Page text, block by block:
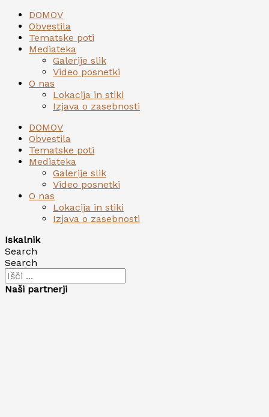
DOMOV
Obvestila
Tematske poti
Mediateka
Galerije slik
Video posnetki
O nas
Lokacija in stiki
Izjava o zasebnosti
DOMOV
Obvestila
Tematske poti
Mediateka
Galerije slik
Video posnetki
O nas
Lokacija in stiki
Izjava o zasebnosti
Iskalnik
Search
Search
Naši partnerji